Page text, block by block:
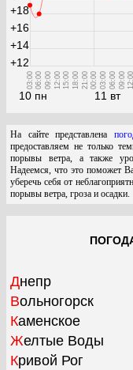
10 пн
03:0006:00 09:00 12:0015:00 18:00 21:00
11 вт
00:00 03:00 06:00 09:0012:00
+12
+14
+16
+18
На сайте представлена
предоставляем не только
порывы ветра, а также
Надеемся, что это поможет
уберечь себя от
порывы ветра, гроза и осадки.
Днепр
Вольногорск
Каменское
Желтые Воды
Кривой Рог